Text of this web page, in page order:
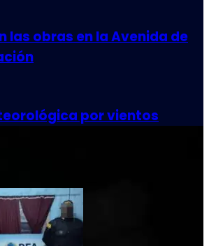
las obras en la Avenida de
por vientos